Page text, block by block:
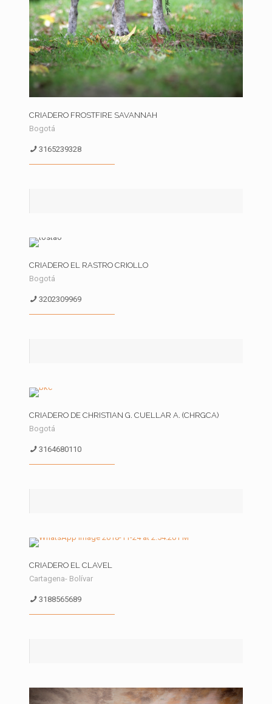
CRIADERO FROSTFIRE SAVANNAH
Bogotá
3165239328
CRIADERO EL RASTRO CRIOLLO
Bogotá
3202309969
CRIADERO DE CHRISTIAN G. CUELLAR A. (CHRGCA)
Bogotá
3164680110
CRIADERO EL CLAVEL
Cartagena- Bolívar
3188565689